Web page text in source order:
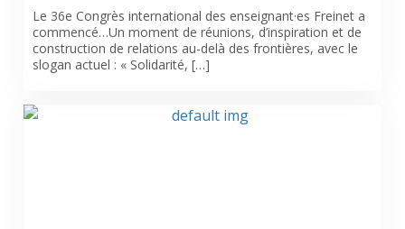
Le 36e Congrès international des enseignant·es Freinet a
commencé…Un moment de réunions, d’inspiration et de
construction de relations au-delà des frontières, avec le
slogan actuel : « Solidarité, […]